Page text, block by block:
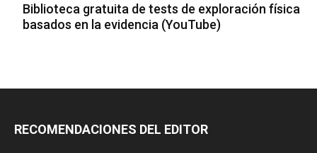
Biblioteca gratuita de tests de exploración física
basados en la evidencia (YouTube)
RECOMENDACIONES DEL EDITOR